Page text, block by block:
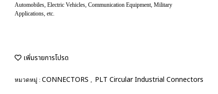
Automobiles, Electric Vehicles, Communication Equipment, Military
Applications, etc.
เพิ่มรายการโปรด
หมวดหมู่ : CONNECTORS , PLT Circular Industrial Connectors